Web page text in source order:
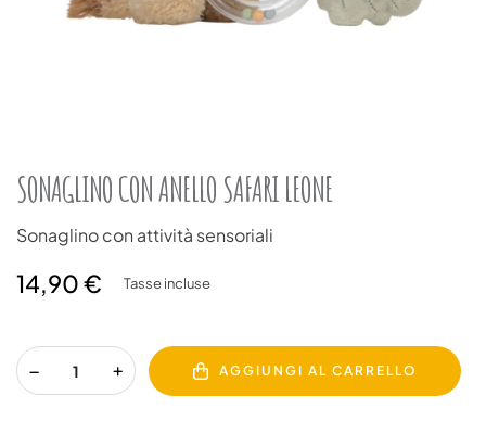
SONAGLINO CON ANELLO SAFARI LEONE
Sonaglino con attività sensoriali
14,90 € Tasse incluse
AGGIUNGI AL CARRELLO